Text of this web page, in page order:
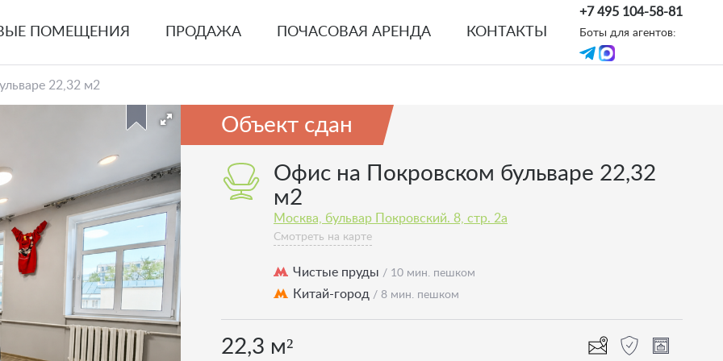
ПОМЕЩЕНИЯ ПРОДАЖА ПОЧАСОВАЯ АРЕНДА КОНТАКТЫ
+7 495 104-58-81
Боты для агентов:
22,32 м2
Объект сдан
Офис на Покровском бульваре 22,32
м2
Москва, бульвар Покровский. 8, стр. 2а
Смотреть на карте
Чистые пруды / 10 мин. пешком
Китай-город / 8 мин. пешком
22,3 м²